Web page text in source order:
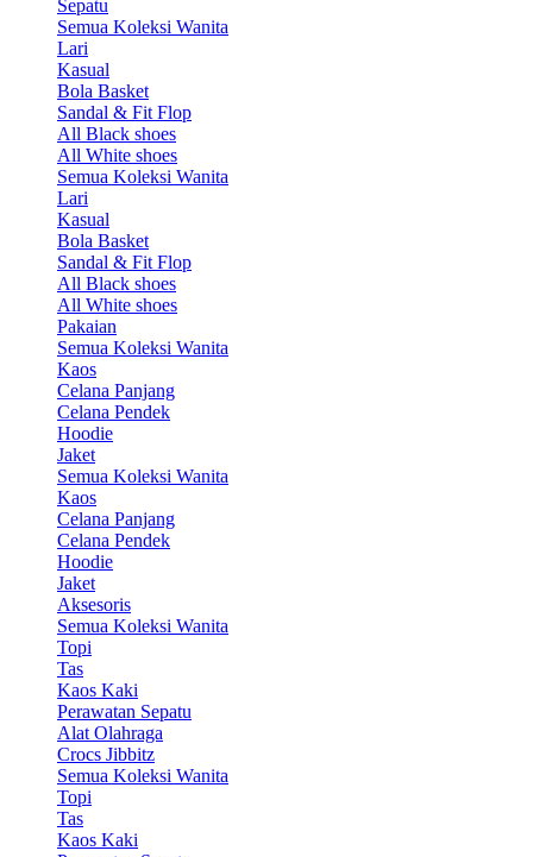
Sepatu
Semua Koleksi Wanita
Lari
Kasual
Bola Basket
Sandal & Fit Flop
All Black shoes
All White shoes
Semua Koleksi Wanita
Lari
Kasual
Bola Basket
Sandal & Fit Flop
All Black shoes
All White shoes
Pakaian
Semua Koleksi Wanita
Kaos
Celana Panjang
Celana Pendek
Hoodie
Jaket
Semua Koleksi Wanita
Kaos
Celana Panjang
Celana Pendek
Hoodie
Jaket
Aksesoris
Semua Koleksi Wanita
Topi
Tas
Kaos Kaki
Perawatan Sepatu
Alat Olahraga
Crocs Jibbitz
Semua Koleksi Wanita
Topi
Tas
Kaos Kaki